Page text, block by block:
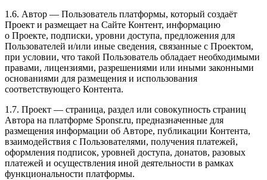
1.6. Автор — Пользователь платформы, который создаёт
Проект и размещает на Сайте Контент, информацию
о Проекте, подписки, уровни доступа, предложения для
Пользователей и/или иные сведения, связанные с Проектом,
при условии, что такой Пользователь обладает необходимыми
правами, лицензиями, разрешениями или иными законными
основаниями для размещения и использования
соответствующего Контента.
1.7. Проект — страница, раздел или совокупность страниц
Автора на платформе Sponsr.ru, предназначенные для
размещения информации об Авторе, публикации Контента,
взаимодействия с Пользователями, получения платежей,
оформления подписок, уровней доступа, донатов, разовых
платежей и осуществления иной деятельности в рамках
функциональности платформы.